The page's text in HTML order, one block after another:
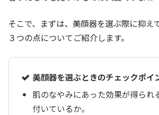
そこで、まずは、美顔器を選ぶ際に抑え
３つの点についてご紹介します。
美顔器を選ぶときのチェックポイ
肌のなやみにあった効果が得られ
付いているか。